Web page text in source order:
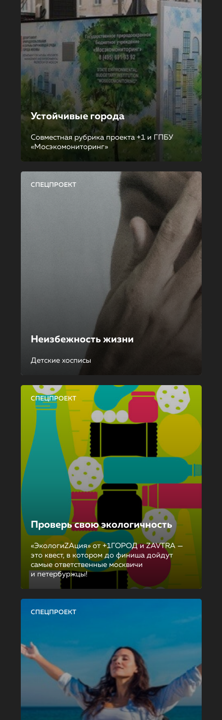
Устойчивые города
Совместная рубрика проекта +1 и ГПБУ
«Мосэкомониторинг»
СПЕЦПРОЕКТ
Неизбежность жизни
Детские хосписы
СПЕЦПРОЕКТ
Проверь свою экологичность
«ЭкологиZAция» от +1ГОРОД и ZAVTRA —
это квест, в котором до финиша дойдут
самые ответственные москвичи
и петербуржцы!
СПЕЦПРОЕКТ